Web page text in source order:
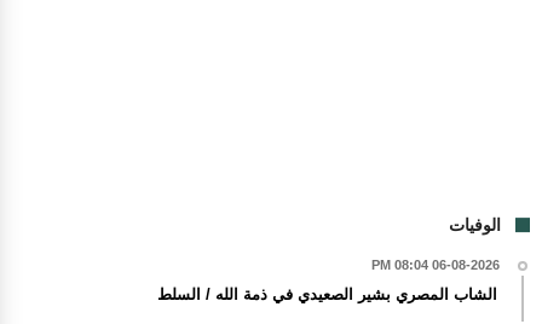
الوفيات
06-08-2026 08:04 PM
الشاب المصري بشير الصعيدي في ذمة الله / السلط